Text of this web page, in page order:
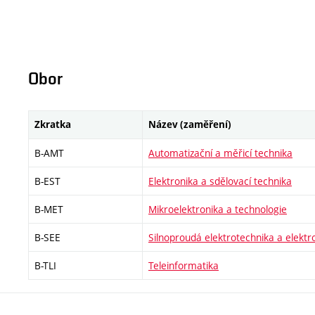
Obor
Zkratka Název (zaměření)
B-AMT Automatizační a měřicí technika
B-EST Elektronika a sdělovací technika
B-MET Mikroelektronika a technologie
B-SEE Silnoproudá elektrotechnika a
B-TLI Teleinformatika